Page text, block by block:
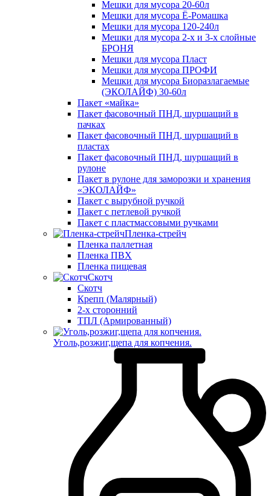
Мешки для мусора 20-60л
Мешки для мусора Ё-Ромашка
Мешки для мусора 120-240л
Мешки для мусора 2-х и 3-х слойные
БРОНЯ
Мешки для мусора Пласт
Мешки для мусора ПРОФИ
Мешки для мусора Биоразлагаемые
(ЭКОЛАЙФ) 30-60л
Пакет «майка»
Пакет фасовочный ПНД, шуршащий в
пачках
Пакет фасовочный ПНД, шуршащий в
пластах
Пакет фасовочный ПНД, шуршащий в
рулоне
Пакет в рулоне для заморозки и хранения
«ЭКОЛАЙФ»
Пакет с вырубной ручкой
Пакет с петлевой ручкой
Пакет с пластмассовыми ручками
Пленка-стрейч
Пленка паллетная
Пленка ПВХ
Пленка пищевая
Скотч
Скотч
Крепп (Малярный)
2-х сторонний
ТПЛ (Армированный)
Уголь,розжиг,щепа для копчения.